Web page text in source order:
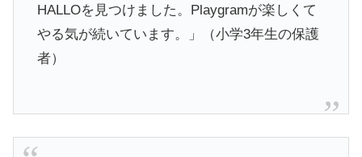
HALLOを見つけました。Playgramが楽しくて
やる気が続いています。」（小学3年生の保護
者）